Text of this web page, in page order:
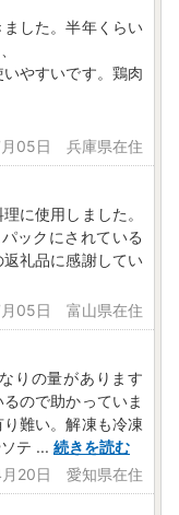
ーカードが無くて
申請」をご利用い
ていた書類がネッ
登録が完了した
プ申請」をタッ
持ちですか？」と
、全部アップロー
に沿ってお手続き
開始】
イントを使ってゆ
た！
お米など魅力ある
した。半年くらい
やすいです。鶏肉
05日 兵庫県在住
に使用しました。
ックにされている
礼品に感謝してい
05日 富山県在住
りの量があります
ので助かっていま
難い。解凍も冷凍
テ ... 続きを読む
20日 愛知県在住